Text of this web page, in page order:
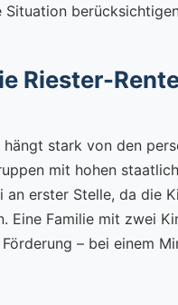
Riester-
stark von den
mit hohen
an erster Stelle, da die
Eine Familie mit zwei
– bei einem